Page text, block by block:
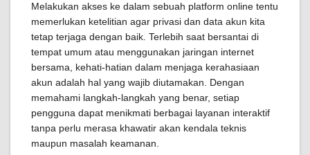
Melakukan akses ke dalam sebuah platform online tentu
memerlukan ketelitian agar privasi dan data akun kita
tetap terjaga dengan baik. Terlebih saat bersantai di
tempat umum atau menggunakan jaringan internet
bersama, kehati-hatian dalam menjaga kerahasiaan
akun adalah hal yang wajib diutamakan. Dengan
memahami langkah-langkah yang benar, setiap
pengguna dapat menikmati berbagai layanan interaktif
tanpa perlu merasa khawatir akan kendala teknis
maupun masalah keamanan.